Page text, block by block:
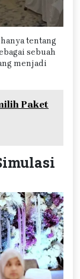
tentang
sebuah
menjadi
Paket